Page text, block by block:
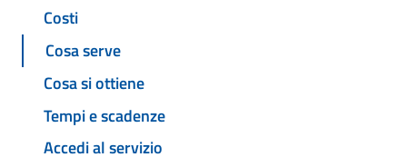
Costi
Cosa serve
Cosa si ottiene
Tempi e scadenze
Accedi al servizio